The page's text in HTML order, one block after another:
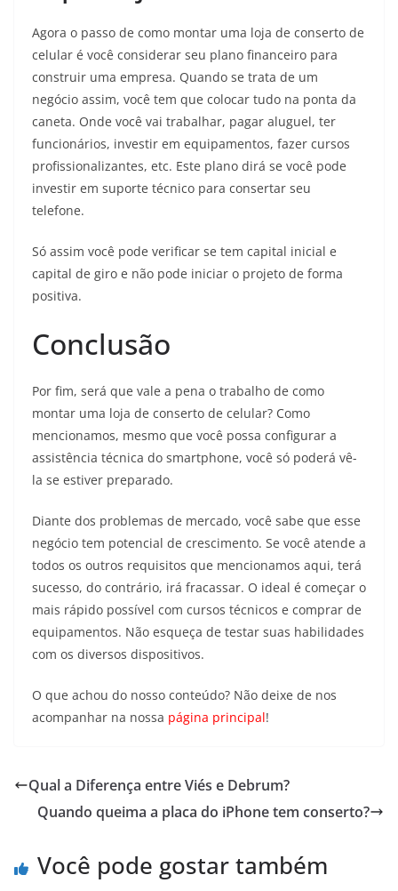
Agora o passo de como montar uma loja de conserto de
celular é você considerar seu plano financeiro para
construir uma empresa. Quando se trata de um
negócio assim, você tem que colocar tudo na ponta da
caneta. Onde você vai trabalhar, pagar aluguel, ter
funcionários, investir em equipamentos, fazer cursos
profissionalizantes, etc. Este plano dirá se você pode
investir em suporte técnico para consertar seu
telefone.
Só assim você pode verificar se tem capital inicial e
capital de giro e não pode iniciar o projeto de forma
positiva.
Conclusão
Por fim, será que vale a pena o trabalho de como
montar uma loja de conserto de celular? Como
mencionamos, mesmo que você possa configurar a
assistência técnica do smartphone, você só poderá vê-
la se estiver preparado.
Diante dos problemas de mercado, você sabe que esse
negócio tem potencial de crescimento. Se você atende a
todos os outros requisitos que mencionamos aqui, terá
sucesso, do contrário, irá fracassar. O ideal é começar o
mais rápido possível com cursos técnicos e comprar de
equipamentos. Não esqueça de testar suas habilidades
com os diversos dispositivos.
O que achou do nosso conteúdo? Não deixe de nos
acompanhar na nossa página principal!
Qual a Diferença entre Viés e Debrum?
Quando queima a placa do iPhone tem conserto?
Você pode gostar também